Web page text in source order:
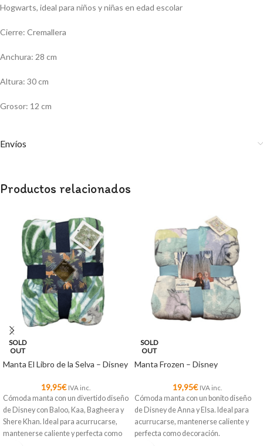
Hogwarts, ideal para niños y niñas en edad escolar
Cierre: Cremallera
Anchura: 28 cm
Altura: 30 cm
Grosor: 12 cm
Envíos
Productos relacionados
SOLD
OUT
Manta El Libro de la Selva – Disney
19,95€ IVA inc.
Cómoda manta con un divertido diseño
de Disney con Baloo, Kaa, Bagheera y
Shere Khan. Ideal para acurrucarse,
mantenerse caliente y perfecta como
SOLD
OUT
Manta Frozen – Disney
19,95€ IVA inc.
Cómoda manta con un bonito diseño
de Disney de Anna y Elsa. Ideal para
acurrucarse, mantenerse caliente y
perfecta como decoración.